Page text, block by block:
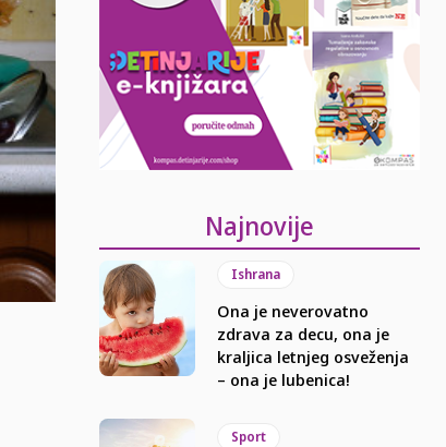
Najnovije
Ishrana
Ona je neverovatno
zdrava za decu, ona je
kraljica letnjeg osveženja
– ona je lubenica!
Sport